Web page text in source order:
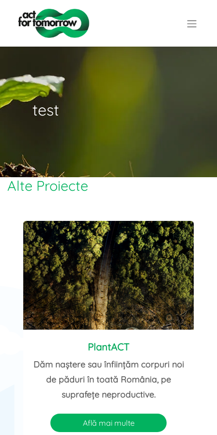
test
Alte Proiecte
PlantACT
Dăm naștere sau înființăm corpuri noi
de păduri în toată România, pe
suprafețe neproductive.
Află mai multe